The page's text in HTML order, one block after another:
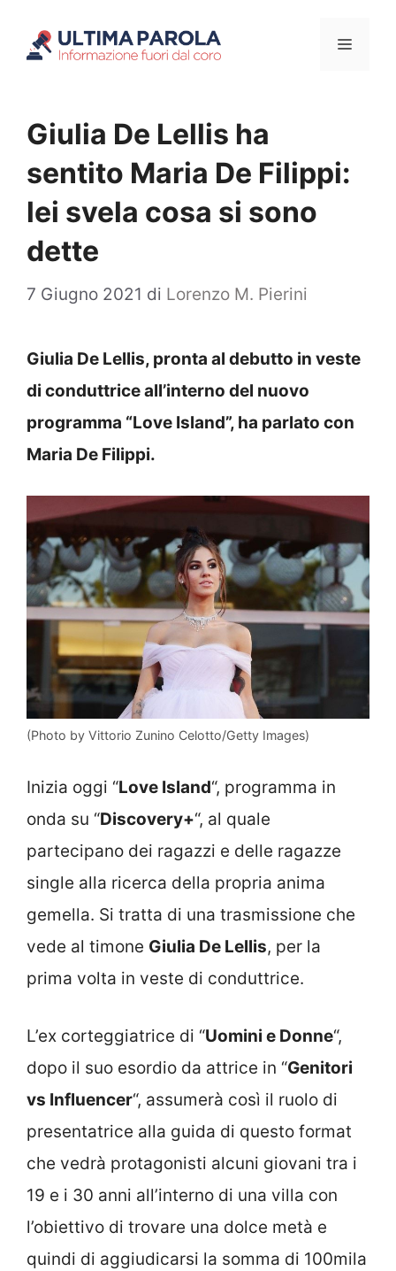
Menu
Giulia De Lellis ha
sentito Maria De Filippi:
lei svela cosa si sono
dette
7 Giugno 2021 di Lorenzo M. Pierini
Giulia De Lellis, pronta al debutto in veste
di conduttrice all’interno del nuovo
programma “Love Island”, ha parlato con
Maria De Filippi.
(Photo by Vittorio Zunino Celotto/Getty Images)
Inizia oggi “Love Island“, programma in
onda su “Discovery+“, al quale
partecipano dei ragazzi e delle ragazze
single alla ricerca della propria anima
gemella. Si tratta di una trasmissione che
vede al timone Giulia De Lellis, per la
prima volta in veste di conduttrice.
L’ex corteggiatrice di “Uomini e Donne“,
dopo il suo esordio da attrice in “Genitori
vs Influencer“, assumerà così il ruolo di
presentatrice alla guida di questo format
che vedrà protagonisti alcuni giovani tra i
19 e i 30 anni all’interno di una villa con
l’obiettivo di trovare una dolce metà e
quindi di aggiudicarsi la somma di 100mila